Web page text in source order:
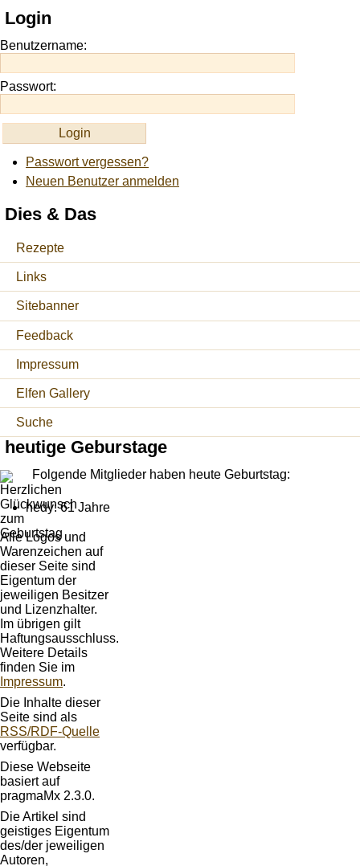
site
https://onlineslots.money/
Login
Benutzername:
Passwort:
Passwort vergessen?
Neuen Benutzer anmelden
Dies & Das
Rezepte
Links
Sitebanner
Feedback
Impressum
Elfen Gallery
Suche
heutige Geburstage
Folgende Mitglieder haben heute Geburtstag:
hedy: 61 Jahre
Alle Logos und
Warenzeichen auf
dieser Seite sind
Eigentum der
jeweiligen Besitzer
und Lizenzhalter.
Im übrigen gilt
Haftungsausschluss.
Weitere Details
finden Sie im
Impressum.
Die Inhalte dieser
Seite sind als
RSS/RDF-Quelle
verfügbar.
Diese Webseite
basiert auf
pragmaMx 2.3.0.
Die Artikel sind
geistiges Eigentum
des/der jeweiligen
Autoren,